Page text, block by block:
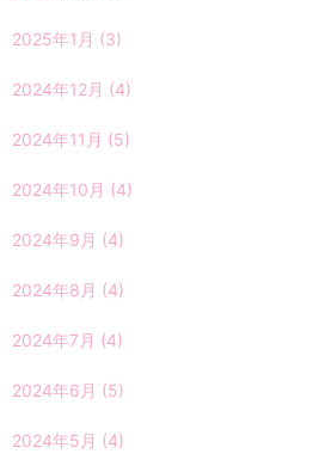
2025年1月 (3)
2024年12月 (4)
2024年11月 (5)
2024年10月 (4)
2024年9月 (4)
2024年8月 (4)
2024年7月 (4)
2024年6月 (5)
2024年5月 (4)